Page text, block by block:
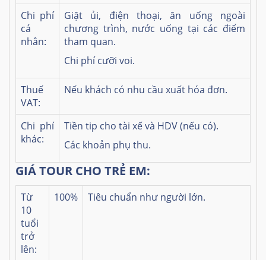
Chi phí
cá
nhân:
Giặt ủi, điện thoại, ăn uống ngoài
chương trình, nước uống tại các điểm
tham quan.
Chi phí cưỡi voi.
Thuế
VAT:
Nếu khách có nhu cầu xuất hóa đơn.
Chi phí
khác:
Tiền tip cho tài xế và HDV (nếu có).
Các khoản phụ thu.
GIÁ TOUR CHO TRẺ EM:
Từ
10
tuổi
trở
lên:
100% Tiêu chuẩn như người lớn.